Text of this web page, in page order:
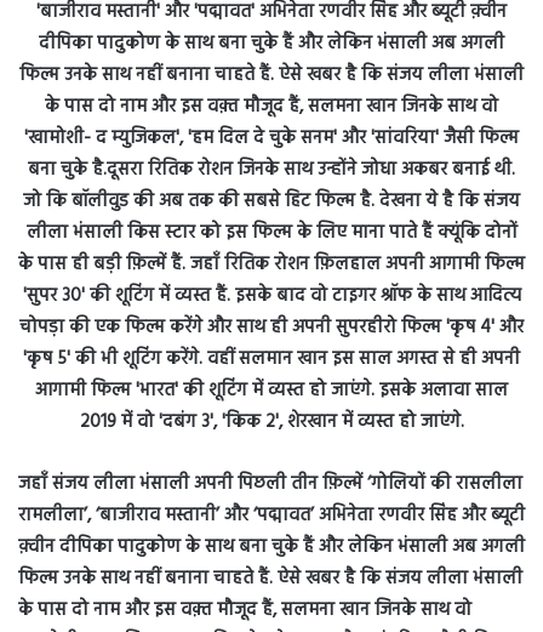
जहाँ संजय लीला भंसाली अपनी पिछली तीन फ़िल्में ‘गोलियों की रासलीला
रामलीला’, ‘बाजीराव मस्तानी’ और ‘पद्मावत’ अभिनेता रणवीर सिंह और ब्यूटी
क़्वीन दीपिका पादुकोण के साथ बना चुके हैं और लेकिन भंसाली अब अगली
फिल्म उनके साथ नहीं बनाना चाहते हैं. ऐसे खबर है कि संजय लीला भंसाली
के पास दो नाम और इस वक़्त मौजूद हैं, सलमना खान जिनके साथ वो